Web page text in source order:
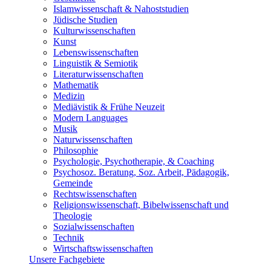
Islamwissenschaft & Nahoststudien
Jüdische Studien
Kulturwissenschaften
Kunst
Lebenswissenschaften
Linguistik & Semiotik
Literaturwissenschaften
Mathematik
Medizin
Mediävistik & Frühe Neuzeit
Modern Languages
Musik
Naturwissenschaften
Philosophie
Psychologie, Psychotherapie, & Coaching
Psychosoz. Beratung, Soz. Arbeit, Pädagogik,
Gemeinde
Rechtswissenschaften
Religionswissenschaft, Bibelwissenschaft und
Theologie
Sozialwissenschaften
Technik
Wirtschaftswissenschaften
Unsere Fachgebiete